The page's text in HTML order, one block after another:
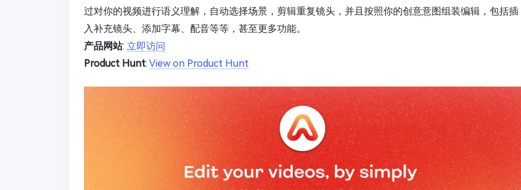
过对你的视频进行语义理解，自动选择场景，剪辑重复镜头，并且按照你的创意意图组装编辑，包括插
入补充镜头、添加字幕、配音等等，甚至更多功能。
产品网站: 立即访问
Product Hunt: View on Product Hunt